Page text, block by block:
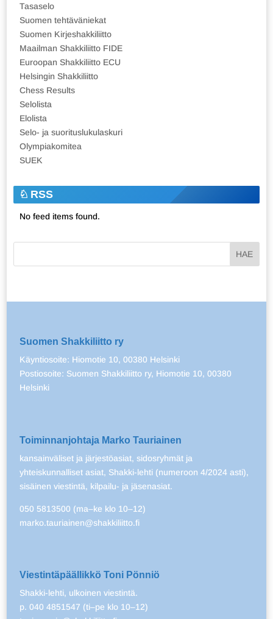
Tasaselo
Suomen tehtäväniekat
Suomen Kirjeshakkiliitto
Maailman Shakkiliitto FIDE
Euroopan Shakkiliitto ECU
Helsingin Shakkiliitto
Chess Results
Selolista
Elolista
Selo- ja suorituslukulaskuri
Olympiakomitea
SUEK
RSS
No feed items found.
Suomen Shakkiliitto ry
Käyntiosoite: Hiomotie 10, 00380 Helsinki
Postiosoite: Suomen Shakkiliitto ry, Hiomotie 10, 00380
Helsinki
Toiminnanjohtaja Marko Tauriainen
kansainväliset ja järjestöasiat, sidosryhmät ja
yhteiskunnalliset asiat, Shakki-lehti (numeroon 4/2024 asti),
sisäinen viestintä, kilpailu- ja jäsenasiat.
050 5813500 (ma–ke klo 10–12)
marko.tauriainen@shakkiliitto.fi
Viestintäpäällikkö Toni Pönniö
Shakki-lehti, ulkoinen viestintä.
p. 040 4851547 (ti–pe klo 10–12)